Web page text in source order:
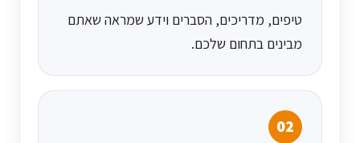
טיפים, מדריכים, הסברים וידע שמראה שאתם
מבינים בתחום שלכם.
02